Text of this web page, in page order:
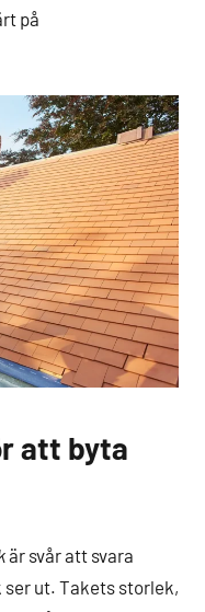
på
att byta
är svår att svara
ut. Takets storlek,